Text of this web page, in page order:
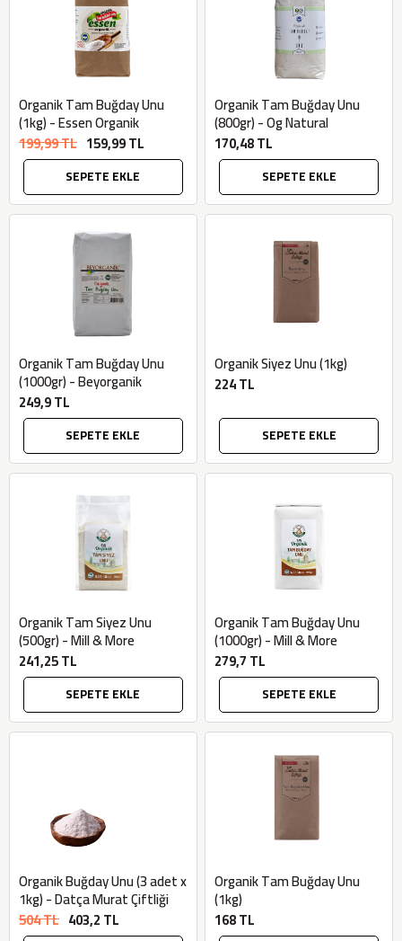
Organik Tam Buğday Unu
(1kg) - Essen Organik
199,99 TL 159,99 TL
SEPETE EKLE
Organik Tam Buğday Unu
(800gr) - Og Natural
170,48 TL
SEPETE EKLE
Organik Tam Buğday Unu
(1000gr) - Beyorganik
249,9 TL
SEPETE EKLE
Organik Siyez Unu (1kg)
224 TL
SEPETE EKLE
Organik Tam Siyez Unu
(500gr) - Mill & More
241,25 TL
SEPETE EKLE
Organik Tam Buğday Unu
(1000gr) - Mill & More
279,7 TL
SEPETE EKLE
Organik Buğday Unu (3 adet x
1kg) - Datça Murat Çiftliği
504 TL 403,2 TL
Organik Tam Buğday Unu
(1kg)
168 TL
BU HAFTANIN PLANLI İNDİRİMİ
2100,00 TL
Sızma Zeytinyağı
(2025 Yeni Hasat,
Güney Ege, 5 Litre) -
AtcaNova